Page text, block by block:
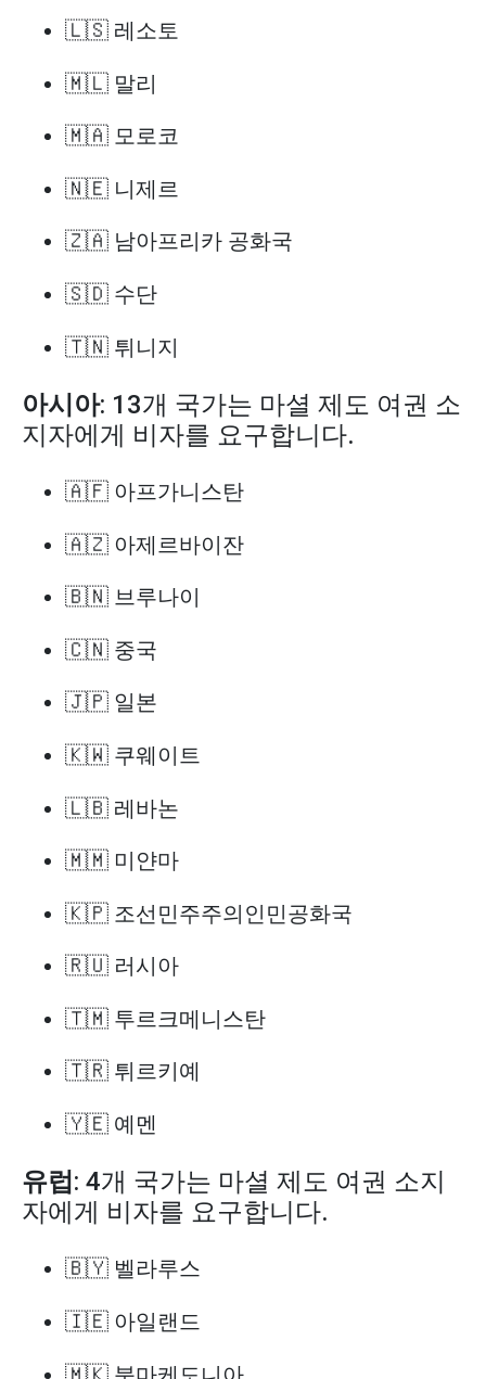
🇱🇸 레소토
🇲🇱 말리
🇲🇦 모로코
🇳🇪 니제르
🇿🇦 남아프리카 공화국
🇸🇩 수단
🇹🇳 튀니지
아시아: 13개 국가는 마셜 제도 여권 소
지자에게 비자를 요구합니다.
🇦🇫 아프가니스탄
🇦🇿 아제르바이잔
🇧🇳 브루나이
🇨🇳 중국
🇯🇵 일본
🇰🇼 쿠웨이트
🇱🇧 레바논
🇲🇲 미얀마
🇰🇵 조선민주주의인민공화국
🇷🇺 러시아
🇹🇲 투르크메니스탄
🇹🇷 튀르키예
🇾🇪 예멘
유럽 : 4개 국가는 마셜 제도 여권 소지
자에게 비자를 요구합니다.
🇧🇾 벨라루스
🇮🇪 아일랜드